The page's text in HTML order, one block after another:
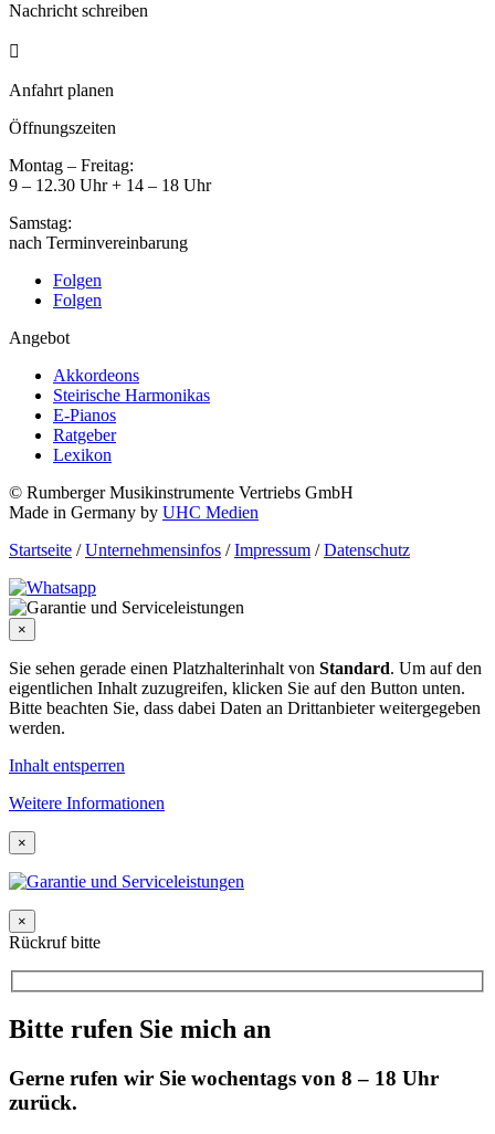
Nachricht schreiben

Anfahrt planen
Öffnungszeiten
Montag – Freitag:
9 – 12.30 Uhr + 14 – 18 Uhr
Samstag:
nach Terminvereinbarung
Folgen
Folgen
Angebot
Akkordeons
Steirische Harmonikas
E-Pianos
Ratgeber
Lexikon
© Rumberger Musikinstrumente Vertriebs GmbH
Made in Germany by UHC Medien
Startseite / Unternehmensinfos / Impressum / Datenschutz
×
Sie sehen gerade einen Platzhalterinhalt von Standard. Um auf den
eigentlichen Inhalt zuzugreifen, klicken Sie auf den Button unten.
Bitte beachten Sie, dass dabei Daten an Drittanbieter weitergegeben
werden.
Inhalt entsperren
Weitere Informationen
×
×
Rückruf bitte
Bitte rufen Sie mich an
Gerne rufen wir Sie wochentags von 8 – 18 Uhr
zurück.